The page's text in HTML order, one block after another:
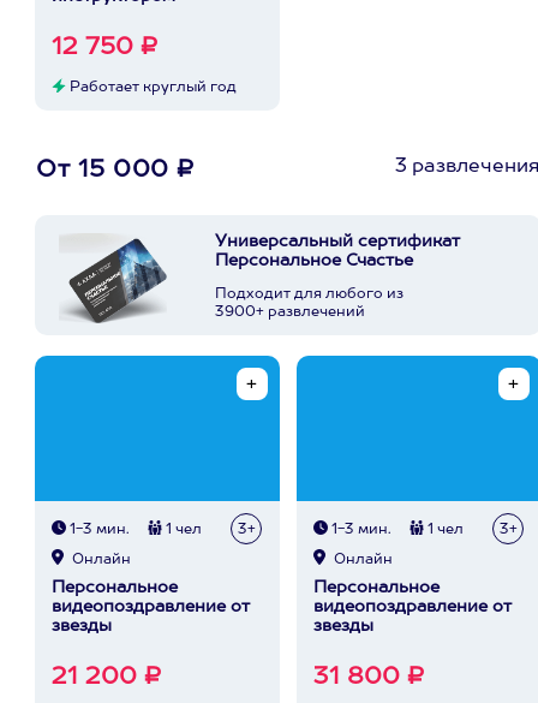
12 750 ₽
Работает круглый год
От 15 000 ₽ 3
Универсальный сертификат
Персональное Счастье
Подходит для любого из
3900+ развлечений
1-3 мин. 1 чел 3+
Онлайн
Персональное
видеопоздравление от
звезды
21 200 ₽
1-3 мин. 1 чел 3+
Онлайн
Персональное
видеопоздравление от
звезды
31 800 ₽